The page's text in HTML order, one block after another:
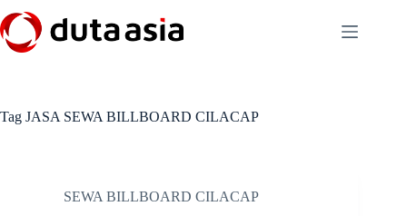
to
content
Tag JASA SEWA BILLBOARD CILACAP
SEWA BILLBOARD CILACAP